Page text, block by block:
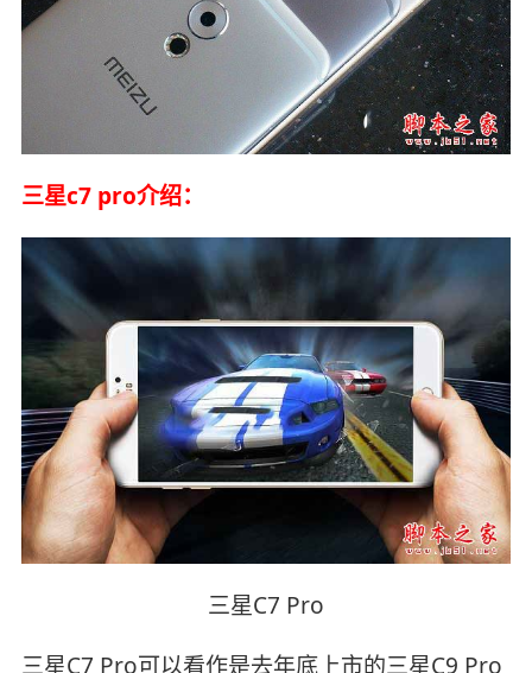
三星c7 pro介绍：
三星C7 Pro
三星C7 Pro可以看作是去年底上市的三星C9 Pro